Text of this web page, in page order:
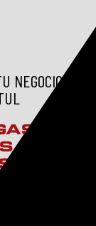
NEGOCIO
MDP